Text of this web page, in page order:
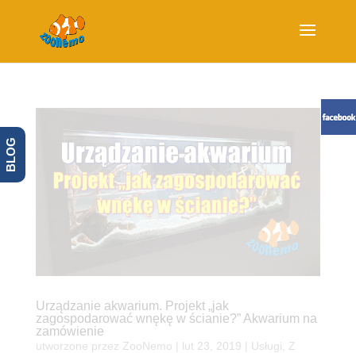
Urządzanie akwarium. Projekt „jak
zagospodarować wnękę w ścianie?” Akwarium na
zamówienie
utworzone przez ZooNemo lut 23, 2019 Usługi
Z
BLOG